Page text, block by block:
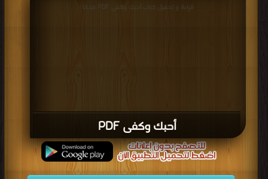
أحبك وكفى PDF
قراءة و تحميل كتاب أحبك وكفى PDF مجانا